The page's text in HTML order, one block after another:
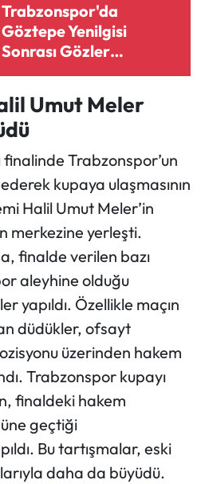
Trabzonspor'da
Göztepe Yenilgisi
Sonrası Gözler
Mohamed Salah'a
ÇevrildiUmut Meler
Trabzonspor’un
kupaya ulaşmasının
Halil Umut Meler’in
merkezine yerleşti.
finalde verilen bazı
aleyhine olduğu
yapıldı. Özellikle maçın
düdükler, ofsayt
üzerinden hakem
Trabzonspor kupayı
finaldeki hakem
geçtiği
Bu tartışmalar, eski
daha da büyüdü.